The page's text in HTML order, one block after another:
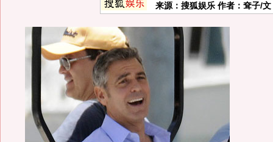
来源： 搜狐娱乐 作者：耷子/文